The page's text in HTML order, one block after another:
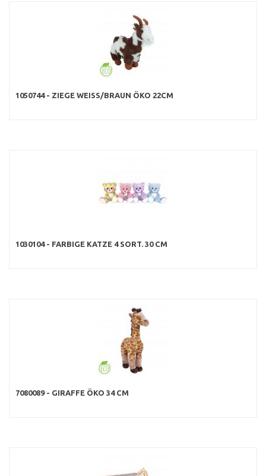
1050744 - ZIEGE WEISS/BRAUN ÖKO 22CM
1030104 - FARBIGE KATZE 4 SORT. 30 CM
7080089 - GIRAFFE ÖKO 34 CM